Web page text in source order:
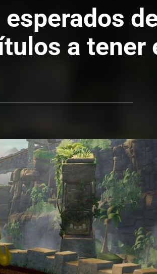
a tener